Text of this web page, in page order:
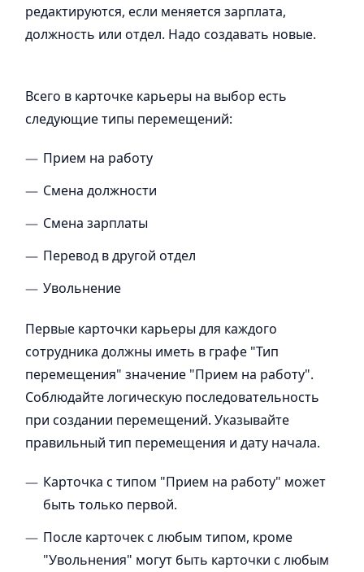
редактируются, если меняется зарплата,
должность или отдел. Надо создавать новые.
Всего в карточке карьеры на выбор есть
следующие типы перемещений:
Прием на работу
Смена должности
Смена зарплаты
Перевод в другой отдел
Увольнение
Первые карточки карьеры для каждого
сотрудника должны иметь в графе "Тип
перемещения" значение "Прием на работу".
Соблюдайте логическую последовательность
при создании перемещений. Указывайте
правильный тип перемещения и дату начала.
Карточка с типом "Прием на работу" может
быть только первой.
После карточек с любым типом, кроме
"Увольнения" могут быть карточки с любым